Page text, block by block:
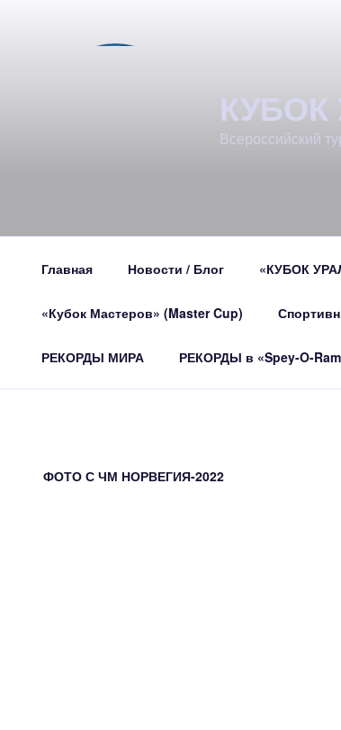
КУБОК
Всероссийский
Главная Новости / Блог «КУБОК
«Кубок Мастеров» (Master Cup)
РЕКОРДЫ МИРА РЕКОРДЫ в «Spey-O-
ФОТО С ЧМ НОРВЕГИЯ-2022